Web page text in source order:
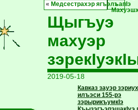
« Медсестрахэр ягъэлъапIэ
Щыгъуэ
махуэр
2019-05-18
Кавказ зауэр
илъэси 155-рэ
зэрырикъумкIэ